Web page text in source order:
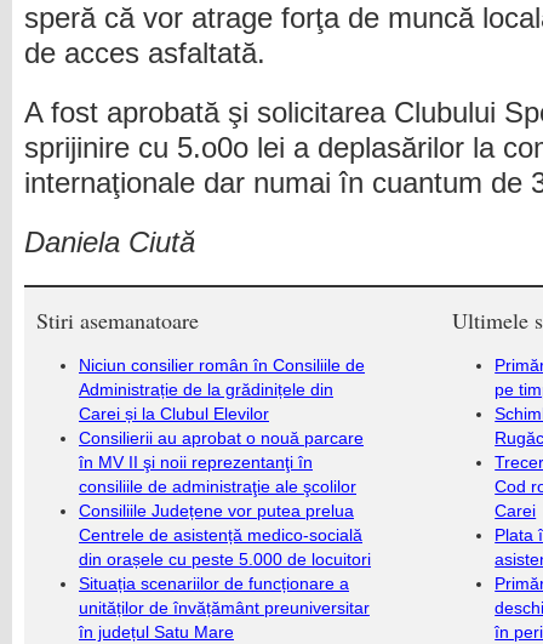
speră că vor atrage forţa de muncă
de acces asfaltată.
A fost aprobată şi solicitarea Clubului
sprijinire cu 5.o0o lei a deplasărilor la
internaţionale dar numai în cuantum de
Daniela Ciută
Stiri asemanatoare
Niciun consilier român în Consiliile de
Administrație de la grădinițele din
Carei și la Clubul Elevilor
Consilierii au aprobat o nouă parcare
în MV II şi noii reprezentanţi în
consiliile de administraţie ale şcolilor
Consiliile Județene vor putea prelua
Centrele de asistență medico-socială
din orașele cu peste 5.000 de locuitori
Situația scenariilor de funcționare a
unităților de învățământ preuniversitar
în județul Satu Mare
Ultimele
pe
Cod
Carei
Plata
în